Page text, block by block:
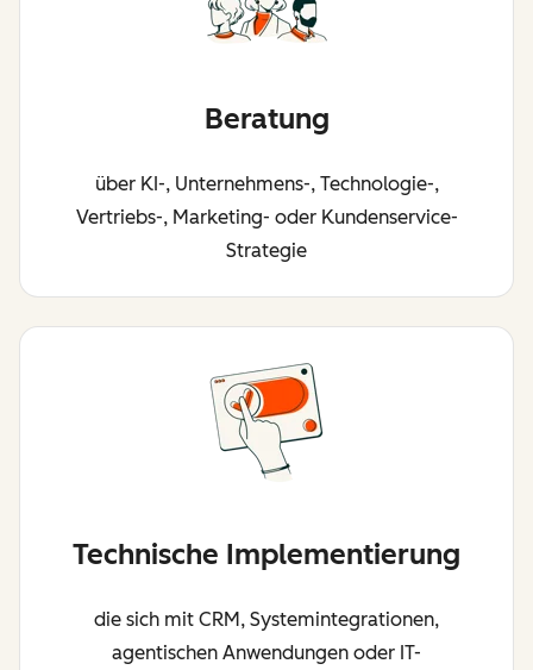
Beratung
über KI-, Unternehmens-, Technologie-,
Vertriebs-, Marketing- oder Kundenservice-
Strategie
Technische Implementierung
die sich mit CRM, Systemintegrationen,
agentischen Anwendungen oder IT-